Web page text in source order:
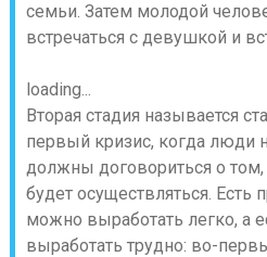
семьи. Затем молодой
встречаться с девушкой и
loading...
Вторая стадия называется
первый кризис, когда люди
должны договориться о
будет осуществляться. Есть
можно выработать легко, а
выработать трудно: во-